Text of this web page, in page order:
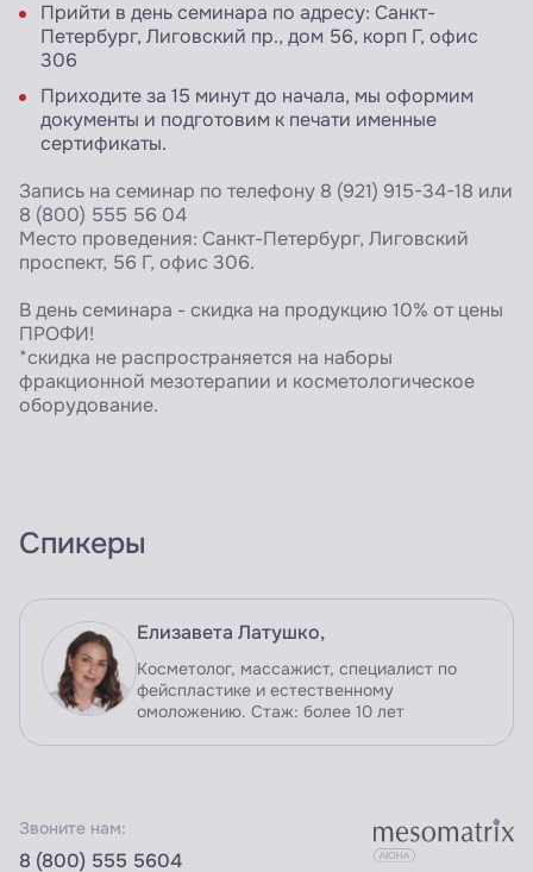
Прийти в день семинара по адресу: Санкт-
Петербург, Лиговский пр., дом 56, корп Г, офис
306
Приходите за 15 минут до начала, мы оформим
документы и подготовим к печати именные
сертификаты.
Запись на семинар по телефону 8 (921) 915-34-18 или
8 (800) 555 56 04
Место проведения: Санкт-Петербург, Лиговский
проспект, 56 Г, офис 306.
В день семинара - скидка на продукцию 10% от цены
ПРОФИ!
*скидка не распространяется на наборы
фракционной мезотерапии и косметологическое
оборудование.
Спикеры
Елизавета Латушко,
Косметолог, массажист, специалист по
фейспластике и естественному
омоложению. Стаж: более 10 лет
Звоните нам:
8 (800) 555 5604